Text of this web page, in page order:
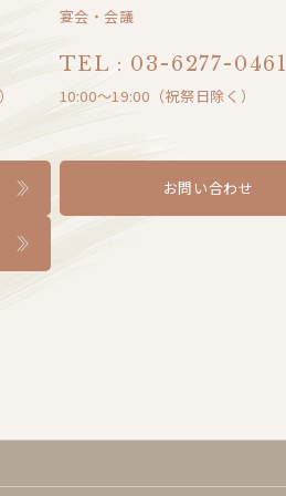
宴会・会議
TEL : 03-6277-0461
10:00～19:00（祝祭日除く）
お問い合わせ